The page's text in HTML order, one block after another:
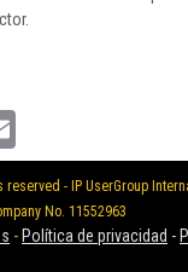
- IP UserGroup
No. 11552963
- Política de privacidad -